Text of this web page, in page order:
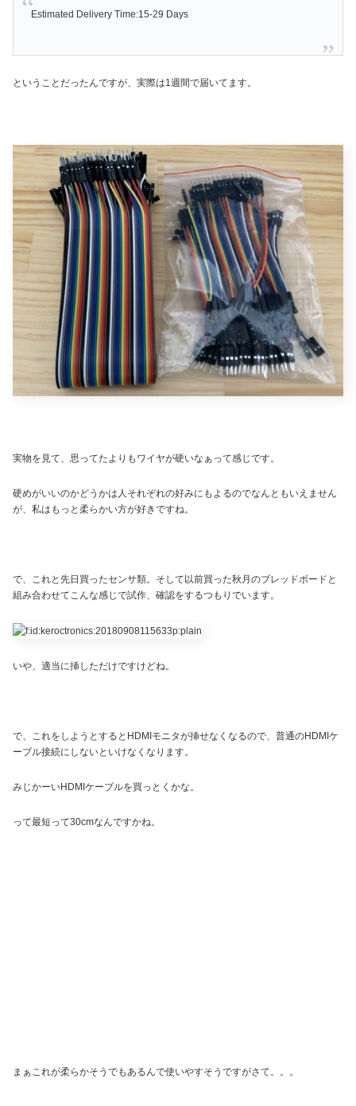
Estimated Delivery Time:15-29 Days
ということだったんですが、実際は1週間で届いてます。
実物を見て、思ってたよりもワイヤが硬いなぁって感じです。
硬めがいいのかどうかは人それぞれの好みにもよるのでなんともいえません
が、私はもっと柔らかい方が好きですね。
で、これと先日買ったセンサ類。そして以前買った秋月のブレッドボードと
組み合わせてこんな感じで試作、確認をするつもりでいます。
いや、適当に挿しただけですけどね。
で、これをしようとするとHDMIモニタが挿せなくなるので、普通のHDMIケ
ーブル接続にしないといけなくなります。
みじかーいHDMIケーブルを買っとくかな。
って最短って30cmなんですかね。
まぁこれが柔らかそうでもあるんで使いやすそうですがさて。。。